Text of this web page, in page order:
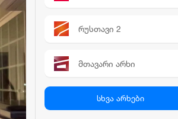
რუსთავი 2
მთავარი არხი
პალიტრა News
სხვა არხები